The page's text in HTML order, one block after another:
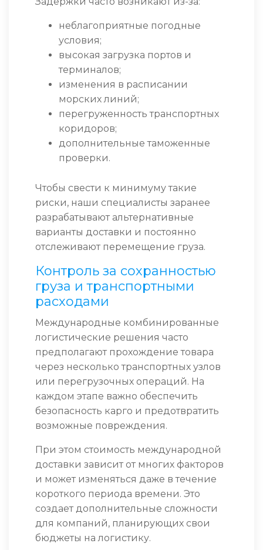
неблагоприятные погодные
условия;
высокая загрузка портов и
терминалов;
изменения в расписании
морских линий;
перегруженность транспортных
коридоров;
дополнительные таможенные
проверки.
Чтобы свести к минимуму такие
риски, наши специалисты заранее
разрабатывают альтернативные
варианты доставки и постоянно
отслеживают перемещение груза.
Контроль за сохранностью
груза и транспортными
расходами
Международные комбинированные
логистические решения часто
предполагают прохождение товара
через несколько транспортных узлов
или перегрузочных операций. На
каждом этапе важно обеспечить
безопасность карго и предотвратить
возможные повреждения.
При этом стоимость международной
доставки зависит от многих факторов
и может изменяться даже в течение
короткого периода времени. Это
создает дополнительные сложности
для компаний, планирующих свои
бюджеты на логистику.